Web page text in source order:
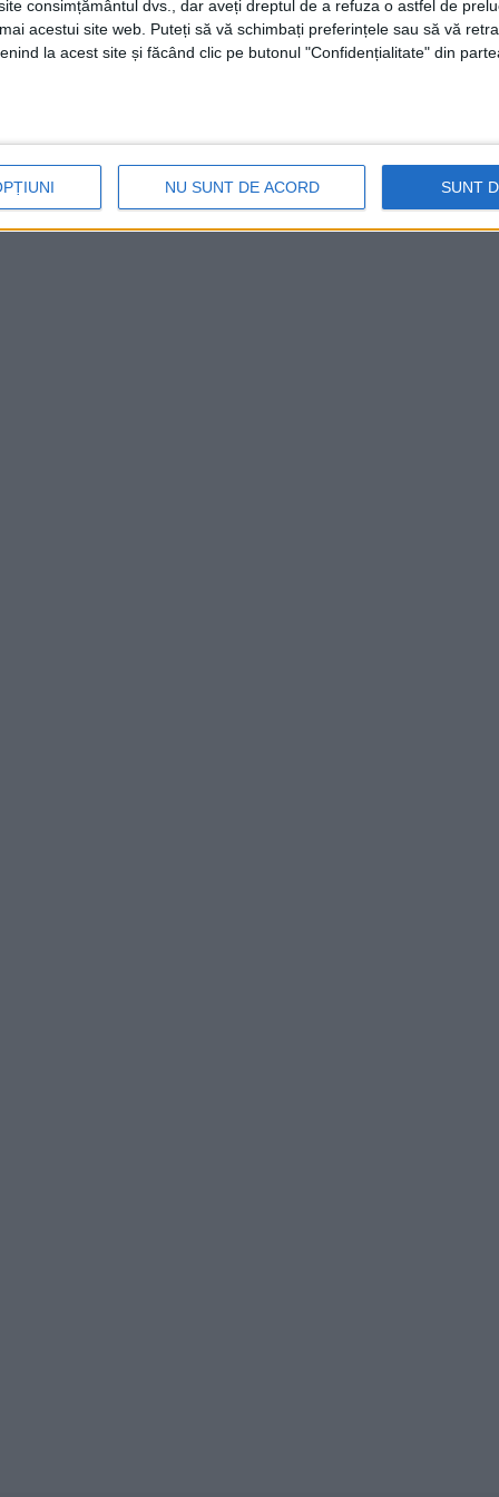
consimțământul dvs., dar aveți dreptul de a refuza o astfel de
acestui site web. Puteți să vă schimbați preferințele sau să vă
la acest site și făcând clic pe butonul "Confidențialitate" din
NU SUNT DE ACORD SUNT
pe parcursul următoarelor săptămâni.